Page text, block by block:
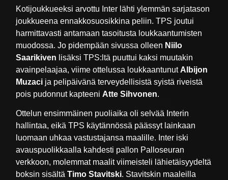
Kotijoukkueeksi arvottu Inter lähti ylemmän sarjatason
joukkueena ennakkosuosikkina peliin. TPS joutui
harmittavasti antamaan tasoitusta loukkaantumisten
muodossa. Jo pidempään sivussa olleen Niilo
Saarikiven lisäksi TPS:ltä puuttui kaksi muutakin
avainpelaajaa, viime ottelussa loukkaantunut Albijon
Muzaci ja pelipäivänä terveydellisistä syistä riveistä
pois pudonnut kapteeni Atte Sihvonen.
Ottelun ensimmäinen puoliaika oli selvää Interin
hallintaa, eikä TPS käytännössä päässyt lainkaan
luomaan uhkaa vastustajansa maalille. Inter iski
avauspuolikkaalla kahdesti pallon Palloseuran
verkkoon, molemmat maalit viimeisteli lähietäisyydeltä
boksin sisältäTimo Stavitski. Stavitskin maaleilla